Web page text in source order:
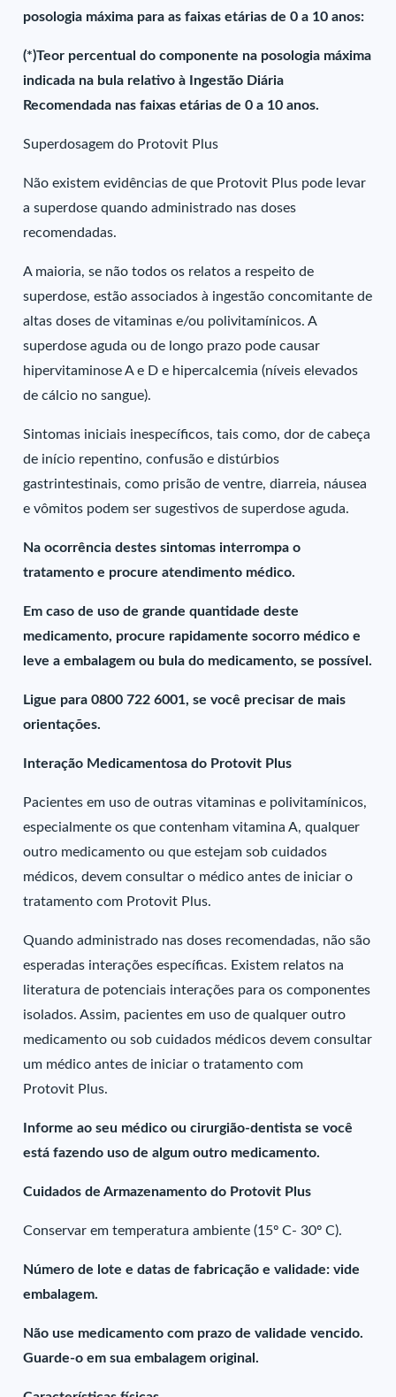
posologia máxima para as faixas etárias de 0 a 10 anos:
(*)Teor percentual do componente na posologia máxima
indicada na bula relativo à Ingestão Diária
Recomendada nas faixas etárias de 0 a 10 anos.
Superdosagem do Protovit Plus
Não existem evidências de que Protovit Plus pode levar
a superdose quando administrado nas doses
recomendadas.
A maioria, se não todos os relatos a respeito de
superdose, estão associados à ingestão concomitante de
altas doses de vitaminas e/ou polivitamínicos. A
superdose aguda ou de longo prazo pode causar
hipervitaminose A e D e hipercalcemia (níveis elevados
de cálcio no sangue).
Sintomas iniciais inespecíficos, tais como, dor de cabeça
de início repentino, confusão e distúrbios
gastrintestinais, como prisão de ventre, diarreia, náusea
e vômitos podem ser sugestivos de superdose aguda.
Na ocorrência destes sintomas interrompa o
tratamento e procure atendimento médico.
Em caso de uso de grande quantidade deste
medicamento, procure rapidamente socorro médico e
leve a embalagem ou bula do medicamento, se possível.
Ligue para 0800 722 6001, se você precisar de mais
orientações.
Interação Medicamentosa do Protovit Plus
Pacientes em uso de outras vitaminas e polivitamínicos,
especialmente os que contenham vitamina A, qualquer
outro medicamento ou que estejam sob cuidados
médicos, devem consultar o médico antes de iniciar o
tratamento com Protovit Plus.
Quando administrado nas doses recomendadas, não são
esperadas interações específicas. Existem relatos na
literatura de potenciais interações para os componentes
isolados. Assim, pacientes em uso de qualquer outro
medicamento ou sob cuidados médicos devem consultar
um médico antes de iniciar o tratamento com
Protovit Plus.
Informe ao seu médico ou cirurgião-dentista se você
está fazendo uso de algum outro medicamento.
Cuidados de Armazenamento do Protovit Plus
Conservar em temperatura ambiente (15º C- 30º C).
Número de lote e datas de fabricação e validade: vide
embalagem.
Não use medicamento com prazo de validade vencido.
Guarde-o em sua embalagem original.